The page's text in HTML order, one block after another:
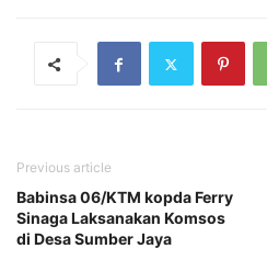
Previous article
Babinsa 06/KTM kopda Ferry
Sinaga Laksanakan Komsos
di Desa Sumber Jaya